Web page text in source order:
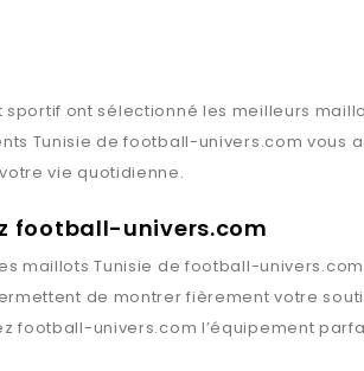
sportif ont sélectionné les meilleurs
Tunisie defootball-univers.com vous
vie quotidienne.
football-univers.com
maillotsTunisie de football-univers.com
de montrer fièrement votre
football-univers.com l’équipement